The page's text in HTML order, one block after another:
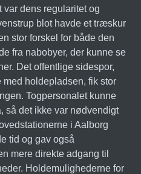
dens regularitet og
blot havde et træskur
stor forskel for både den
fra nabobyer, der kunne se
Det offentlige sidespor,
holdepladsen, fik stor
Togpersonalet kunne
så det ikke var nødvendigt
i Aalborg
tid og gav også
mere direkte adgang til
Holdemulighederne for